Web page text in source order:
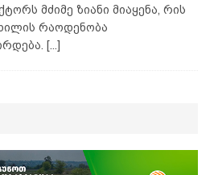
მძიმე ზიანი მიაყენა, რის
რაოდენობა
[...]